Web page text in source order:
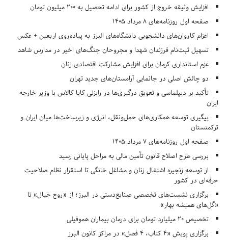
افزایش وثیقه خروج از کشور برای ادامه تحصیل به ۲۰۰ میلیون تومان
صفحه اول روزنامه‌های 8 مرداد 1405
اعزام کاروان‌های دانشجویی دانشگاه‌های البرز به پیاده‌روی اربعین + عکس
تسهیل ثبت‌نام فرزندان شهدا و مجروحان جنگ‌های اخیر در مدارس شاهد
عزم استانداری کرمان برای افزایش مشارکت اقتصادی زنان
دو چالش اصلی در جانمایی آرامستان‌های جدید تهران
تأکید بر دیپلماسی و تعویق درگیری‌ها در رایزنی کایا کالاس با وزیر خارجه
ایران
پیگیری توسعه همکاری‌های حمل‌ونقل، انرژی و زیرساخت‌ها میان ایران و
ترکمنستان
صفحه اول روزنامه‌های 7 مرداد 1405
بررسی طرح اصلاح قانون تأمین مالی به مراحل پایانی رسید
از توسعه زنجیره اشتغال زنان و مشاغل خانگی تا استقرار نظام صلاحیت
حرفه‌ای در کشور
برگزاری نشست‌های تخصصی صنایع‌دستی در البرز؛ از «روح خیال» تا
«گل‌های همیشه بهار»
تخصیص ۲۰ میلیارد تومان برای درمان بیماران هموفیلی
برگزاری پویش «۴ کتاب، ۴ فصل» در مراکز کانون البرز